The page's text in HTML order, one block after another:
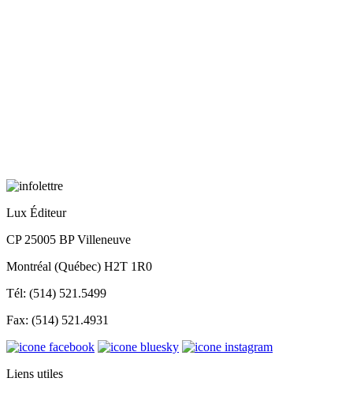
Lux Éditeur
CP 25005 BP Villeneuve
Montréal (Québec) H2T 1R0
Tél: (514) 521.5499
Fax: (514) 521.4931
Liens utiles